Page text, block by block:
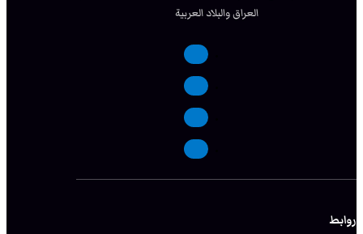
العراق والبلاد العربية
روابط